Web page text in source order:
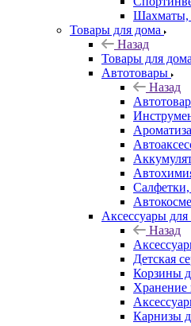
Шахматы,
Товары для дома
Назад
Товары для дома
Автотовары
Назад
Салфетки,
Аксессуары
Назад
Детская
Корзины
Хранение
Карнизы